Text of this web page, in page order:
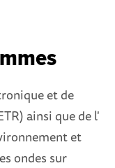
et de
ainsi que de l'
et
ondes sur